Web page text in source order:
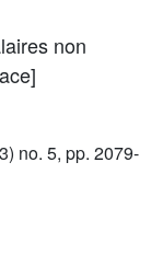
non
no. 5, pp. 2079-